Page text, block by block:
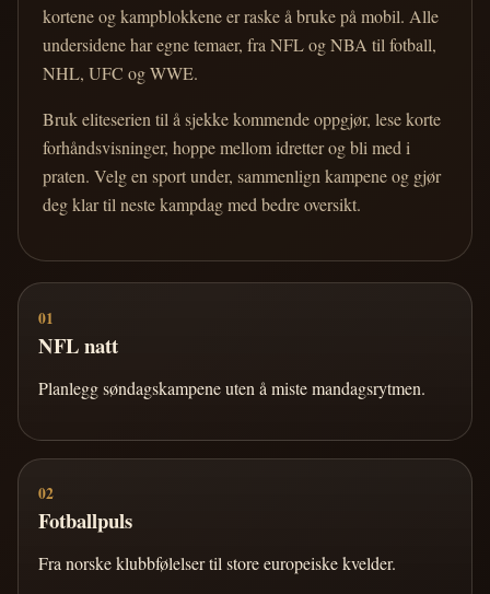
kortene og kampblokkene er raske å bruke på mobil. Alle
undersidene har egne temaer, fra NFL og NBA til fotball,
NHL, UFC og WWE.
Bruk eliteserien til å sjekke kommende oppgjør, lese korte
forhåndsvisninger, hoppe mellom idretter og bli med i
praten. Velg en sport under, sammenlign kampene og gjør
deg klar til neste kampdag med bedre oversikt.
01
NFL natt
Planlegg søndagskampene uten å miste mandagsrytmen.
02
Fotballpuls
Fra norske klubbfølelser til store europeiske kvelder.